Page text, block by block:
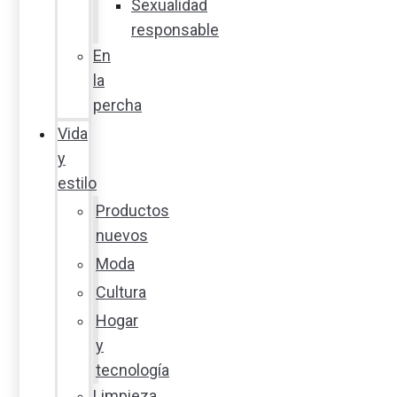
Sexualidad
responsable
En
la
percha
Vida
y
estilo
Productos
nuevos
Moda
Cultura
Hogar
y
tecnología